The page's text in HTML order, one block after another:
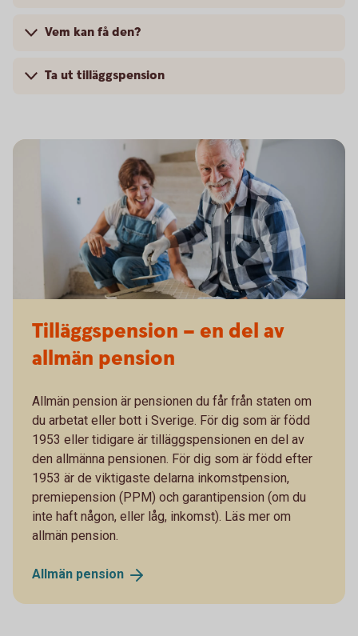
Vem kan få den?
Ta ut tilläggspension
Tilläggspension – en del av
allmän pension
Allmän pension är pensionen du får från staten om
du arbetat eller bott i Sverige. För dig som är född
1953 eller tidigare är tilläggspensionen en del av
den allmänna pensionen. För dig som är född efter
1953 är de viktigaste delarna inkomstpension,
premiepension (PPM) och garantipension (om du
inte haft någon, eller låg, inkomst). Läs mer om
allmän pension.
Allmän pension